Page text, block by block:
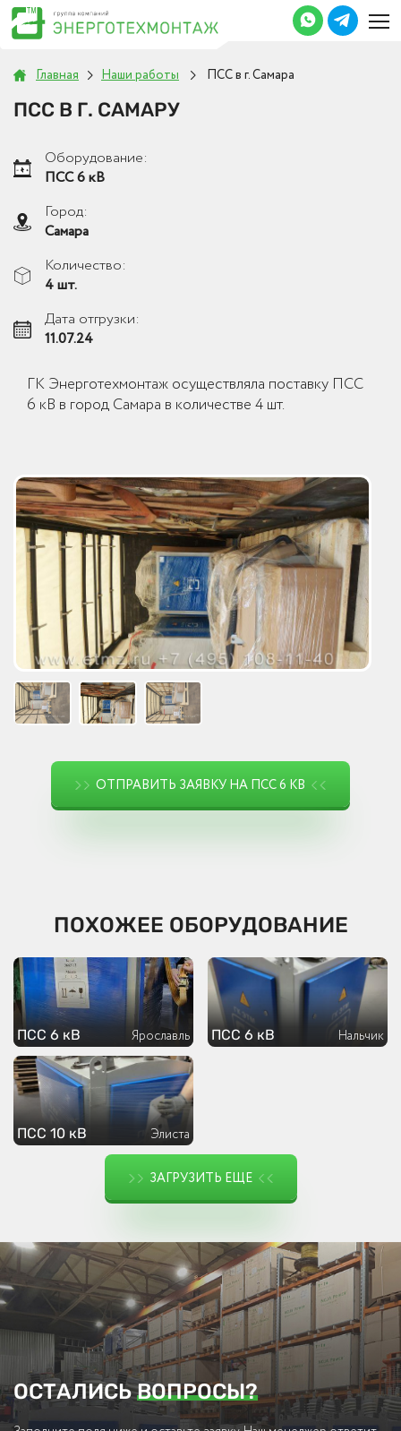
Главная Наши работы ПСС в г. Самара
ПСС В Г. САМАРУ
Оборудование:
ПСС 6 кВ
Город:
Самара
Количество:
4 шт.
Дата отгрузки:
11.07.24
ГК Энерготехмонтаж осуществляла поставку ПСС
6 кВ в город Самара в количестве 4 шт.
ОТПРАВИТЬ ЗАЯВКУ НА ПСС 6 КВ
ПОХОЖЕЕ ОБОРУДОВАНИЕ
ПСС 6 кВ Ярославль ПСС 6 кВ Нальчик
ПСС 10 кВ Элиста
ЗАГРУЗИТЬ ЕЩЕ
ОСТАЛИСЬВОПРОСЫ?